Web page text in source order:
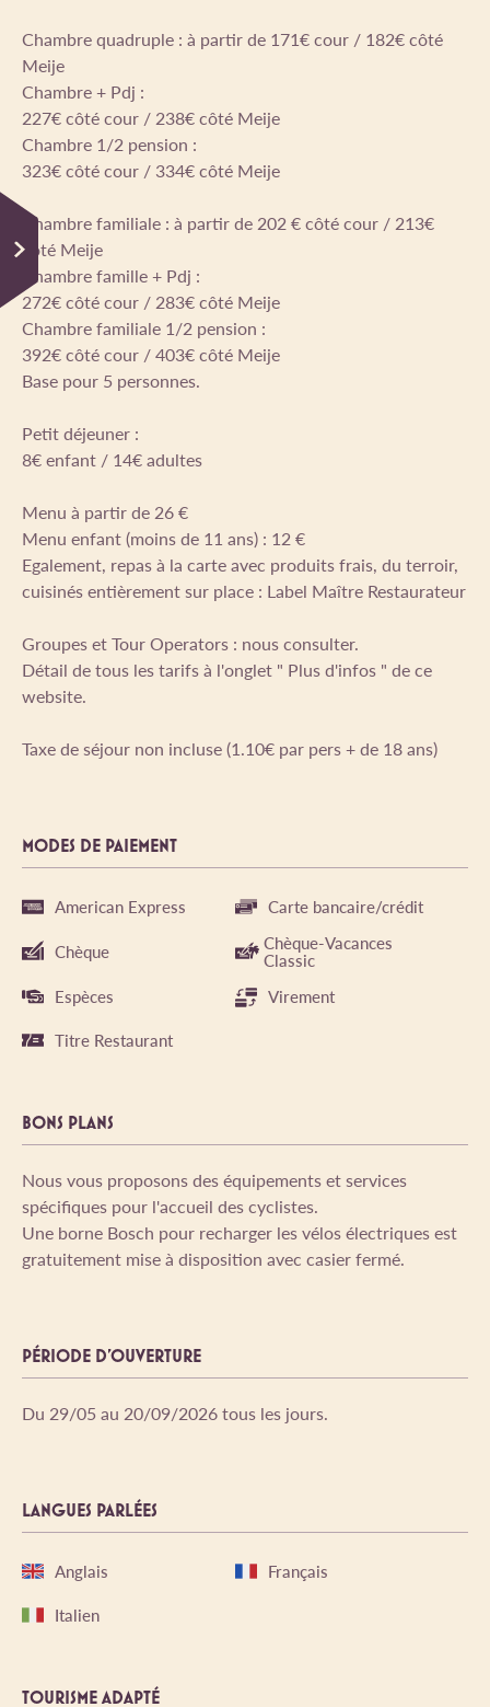
Chambre quadruple : à partir de 171€ cour / 182€ côté
Meije
Chambre + Pdj :
227€ côté cour / 238€ côté Meije
Chambre 1/2 pension :
323€ côté cour / 334€ côté Meije
Chambre familiale : à partir de 202 € côté cour / 213€
côté Meije
Chambre famille + Pdj :
272€ côté cour / 283€ côté Meije
Chambre familiale 1/2 pension :
392€ côté cour / 403€ côté Meije
Base pour 5 personnes.
Petit déjeuner :
8€ enfant / 14€ adultes
Menu à partir de 26 €
Menu enfant (moins de 11 ans) : 12 €
Egalement, repas à la carte avec produits frais, du terroir,
cuisinés entièrement sur place : Label Maître Restaurateur
Groupes et Tour Operators : nous consulter.
Détail de tous les tarifs à l'onglet " Plus d'infos " de ce
website.
Taxe de séjour non incluse (1.10€ par pers + de 18 ans)
MODES DE PAIEMENT
American Express
Carte bancaire/crédit
Chèque
Chèque-Vacances
Classic
Espèces
Virement
Titre Restaurant
BONS PLANS
Nous vous proposons des équipements et services
spécifiques pour l'accueil des cyclistes.
Une borne Bosch pour recharger les vélos électriques est
gratuitement mise à disposition avec casier fermé.
PÉRIODE D'OUVERTURE
Du 29/05 au 20/09/2026 tous les jours.
LANGUES PARLÉES
Anglais
Français
Italien
TOURISME ADAPTÉ